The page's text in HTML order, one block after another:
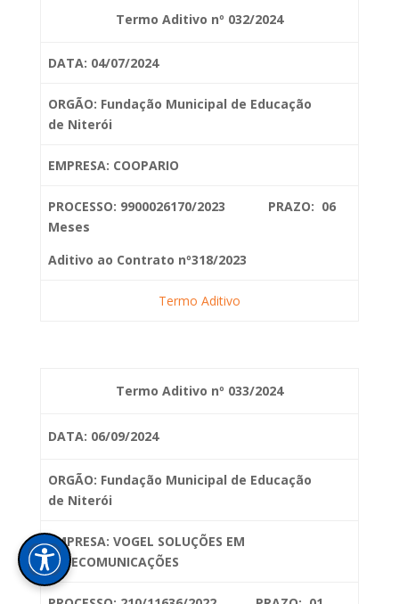
Termo Aditivo nº 032/2024
DATA: 04/07/2024
ORGÃO: Fundação Municipal de Educação
de Niterói
EMPRESA: COOPARIO
PROCESSO: 9900026170/2023 PRAZO: 06
Meses
Aditivo ao Contrato nº318/2023
Termo Aditivo
Termo Aditivo nº 033/2024
DATA: 06/09/2024
ORGÃO: Fundação Municipal de Educação
de Niterói
EMPRESA: VOGEL SOLUÇÕES EM
TELECOMUNICAÇÕES